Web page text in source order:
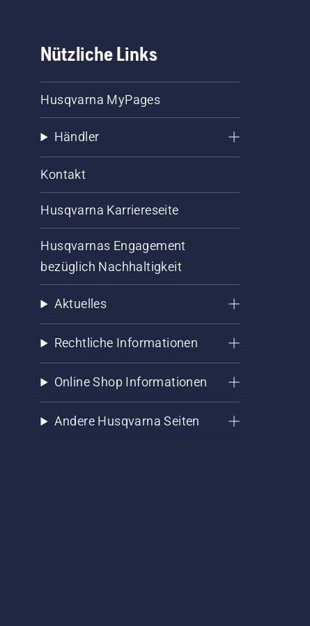
Nützliche Links
Husqvarna MyPages
Händler
Kontakt
Husqvarna Karriereseite
Husqvarnas Engagement
bezüglich Nachhaltigkeit
Aktuelles
Rechtliche Informationen
Online Shop Informationen
Andere Husqvarna Seiten